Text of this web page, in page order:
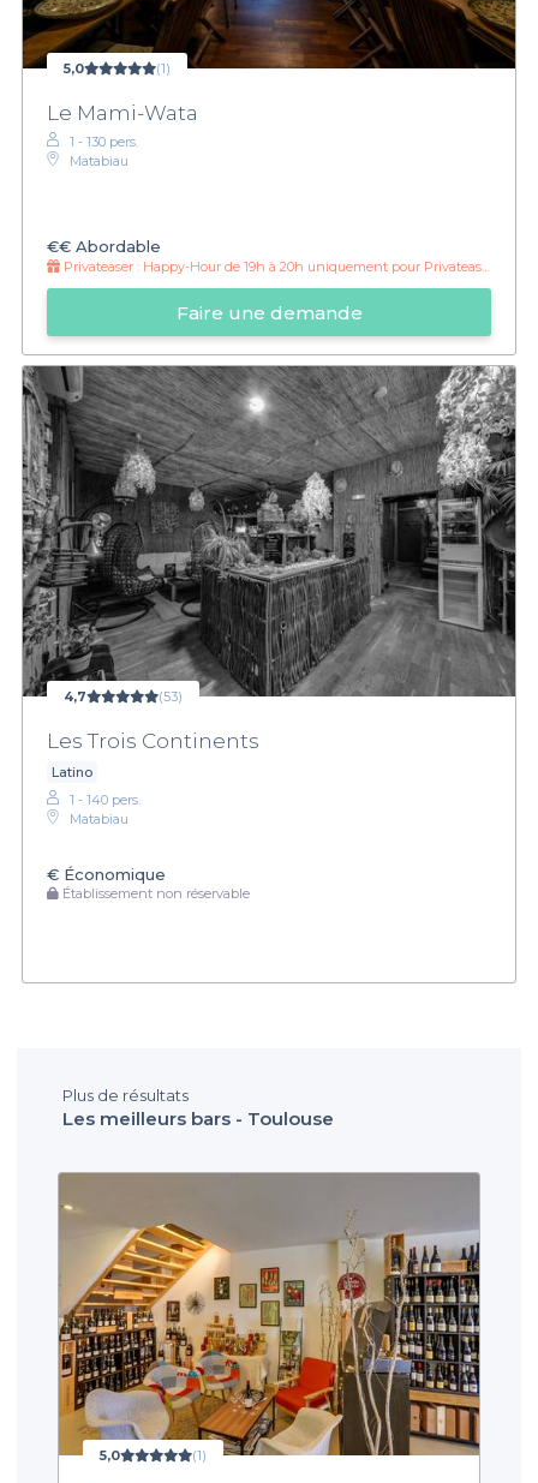
5,0 (1)
Le Mami-Wata
1 - 130 pers.
Matabiau
€€ Abordable
Privateaser : Happy-Hour de 19h à 20h uniquement pour Privateaser !
Faire une demande
4,7 (53)
Les Trois Continents
Latino
1 - 140 pers.
Matabiau
€ Économique
Établissement non réservable
Plus de résultats
Les meilleurs bars - Toulouse
5,0 (1)